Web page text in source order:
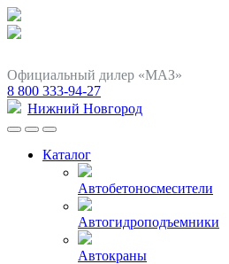
Официальный дилер «МАЗ»
8 800 333-94-27
Нижний Новгород
Каталог
Автобетоносмесители
Автогидроподъемники
Автокраны